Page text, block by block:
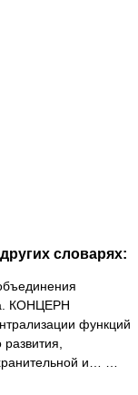
словарях:
КОНЦЕРН
функций
и… …